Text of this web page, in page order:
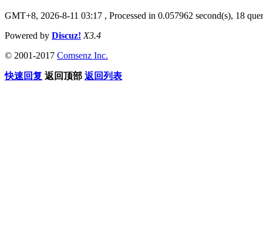
GMT+8, 2026-8-11 03:17 , Processed in 0.057962 second(s), 18
Powered by Discuz! X3.4
© 2001-2017 Comsenz Inc.
快速回复 返回顶部 返回列表